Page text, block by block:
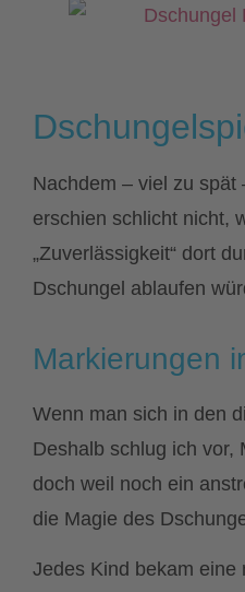
Nachdem – viel zu
erschien schlicht nicht,
„Zuverlässigkeit“ dort
Dschungel ablaufen
Markierungen
Wenn man sich in den
Deshalb schlug ich vor,
doch weil noch ein
die Magie des
Jedes Kind bekam eine